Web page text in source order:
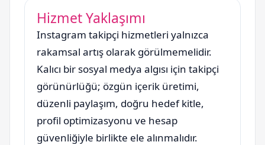
Hizmet Yaklaşımı
Instagram takipçi hizmetleri yalnızca
rakamsal artış olarak görülmemelidir.
Kalıcı bir sosyal medya algısı için takipçi
görünürlüğü; özgün içerik üretimi,
düzenli paylaşım, doğru hedef kitle,
profil optimizasyonu ve hesap
güvenliğiyle birlikte ele alınmalıdır.